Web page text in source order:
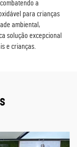
a
para crianças
ambiental,
solução excepcional
e crianças.